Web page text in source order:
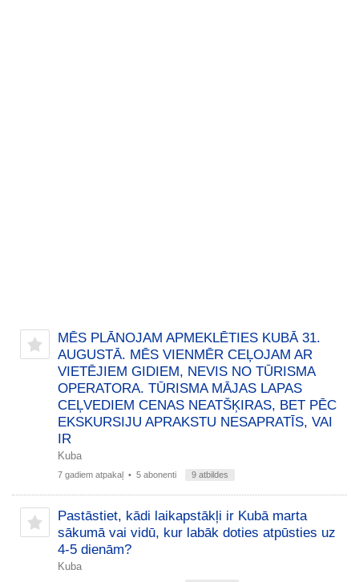
MĒS PLĀNOJAM APMEKLĒTIES KUBĀ 31.
AUGUSTĀ. MĒS VIENMĒR CEĻOJAM AR
VIETĒJIEM GIDIEM, NEVIS NO TŪRISMA
OPERATORA. TŪRISMA MĀJAS LAPAS
CEĻVEDIEM CENAS NEATŠĶIRAS, BET PĒC
EKSKURSIJU APRAKSTU NESAPRATĪS, VAI
IR
Kuba
7 gadiem atpakaļ • 5 abonenti 9 atbildes
Pastāstiet, kādi laikapstākļi ir Kubā marta
sākumā vai vidū, kur labāk doties atpūsties uz
4-5 dienām?
Kuba